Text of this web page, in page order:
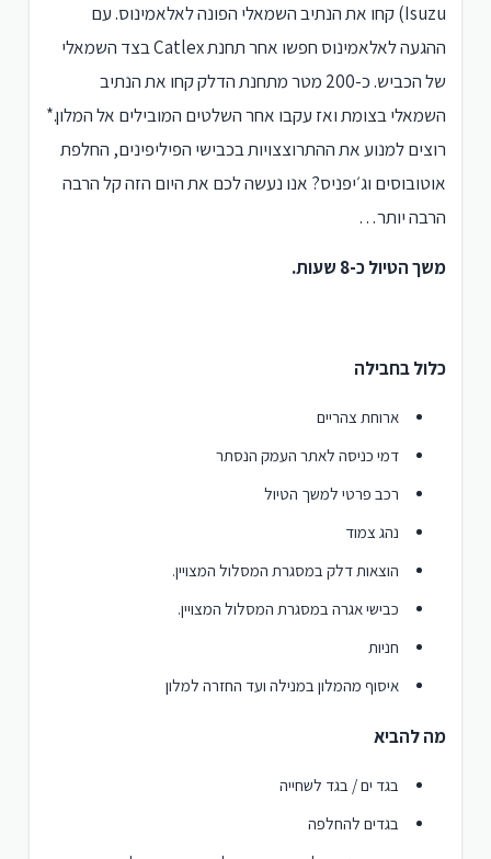
Isuzu) קחו את הנתיב השמאלי הפונה לאלאמינוס. עם
ההגעה לאלאמינוס חפשו אחר תחנת Catlex בצד השמאלי
של הכביש. כ-200 מטר מתחנת הדלק קחו את הנתיב
השמאלי בצומת ואז עקבו אחר השלטים המובילים אל המלון.*
רוצים למנוע את ההתרוצצויות בכבישי הפיליפינים, החלפת
אוטובוסים וג׳יפניס? אנו נעשה לכם את היום הזה קל הרבה
הרבה יותר…
משך הטיול כ-8 שעות.
כלול בחבילה
ארוחת צהריים
דמי כניסה לאתר העמק הנסתר
רכב פרטי למשך הטיול
נהג צמוד
הוצאות דלק במסגרת המסלול המצויין.
כבישי אגרה במסגרת המסלול המצויין.
חניות
איסוף מהמלון במנילה ועד החזרה למלון
מה להביא
בגד ים / בגד לשחייה
בגדים להחלפה